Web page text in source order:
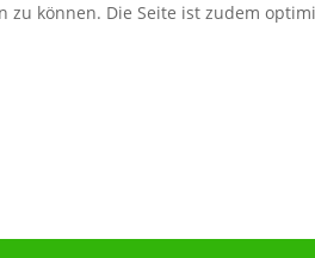
zu können. Die Seite ist zudem